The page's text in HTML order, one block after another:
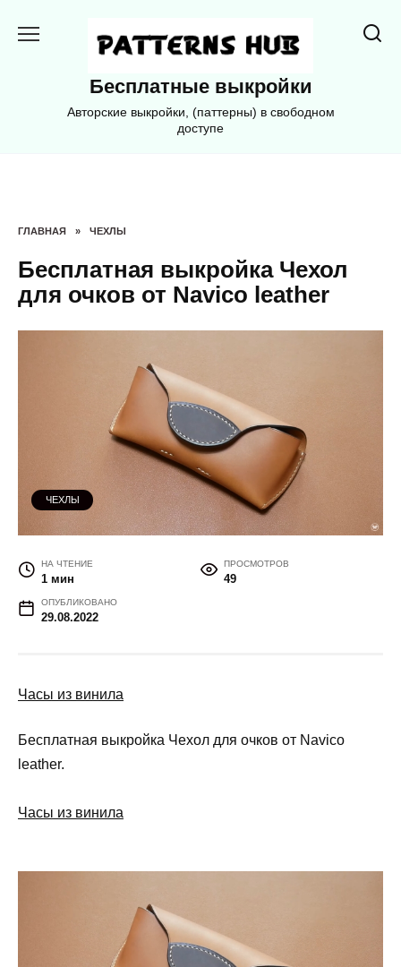
Бесплатные выкройки
Авторские выкройки, (паттерны) в свободном
доступе
ГЛАВНАЯ » ЧЕХЛЫ
Бесплатная выкройка Чехол
для очков от Navico leather
ЧЕХЛЫ
НА ЧТЕНИЕ
1 мин
ПРОСМОТРОВ
49
ОПУБЛИКОВАНО
29.08.2022
Часы из винила
Бесплатная выкройка Чехол для очков от Navico
leather.
Часы из винила